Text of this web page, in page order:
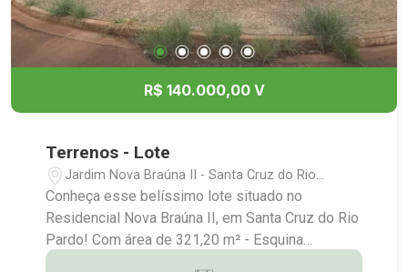
R$ 140.000,00 V
Terrenos - Lote
Jardim Nova Braúna II - Santa Cruz do Rio
Pardo/SP
Conheça esse belíssimo lote situado no
Residencial Nova Braúna II, em Santa Cruz do Rio
Pardo! Com área de 321,20 m² - Esquina
Consulte-nos para maiores informações: (14)